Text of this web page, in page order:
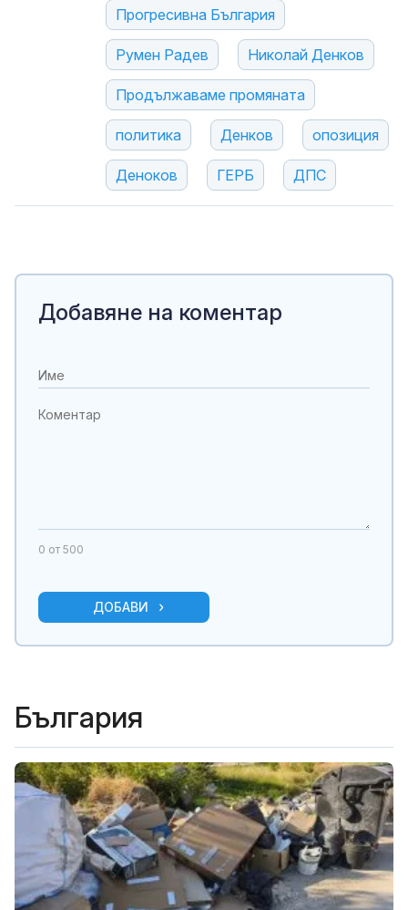
Прогресивна България
Румен Радев Николай Денков
Продължаваме промяната
политика Денков опозиция
Деноков ГЕРБ ДПС
Добавяне на коментар
0 от 500
ДОБАВИ
България